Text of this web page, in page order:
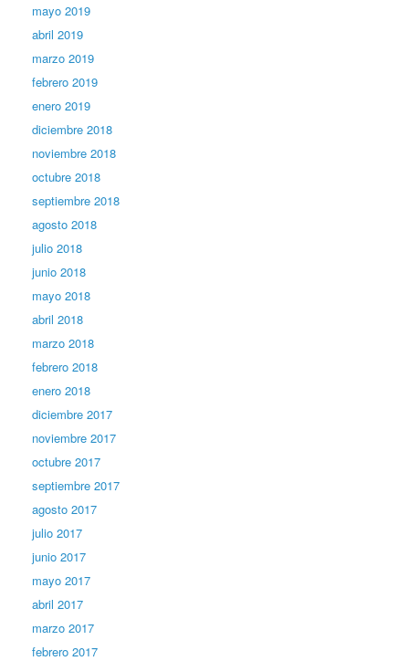
mayo 2019
abril 2019
marzo 2019
febrero 2019
enero 2019
diciembre 2018
noviembre 2018
octubre 2018
septiembre 2018
agosto 2018
julio 2018
junio 2018
mayo 2018
abril 2018
marzo 2018
febrero 2018
enero 2018
diciembre 2017
noviembre 2017
octubre 2017
septiembre 2017
agosto 2017
julio 2017
junio 2017
mayo 2017
abril 2017
marzo 2017
febrero 2017